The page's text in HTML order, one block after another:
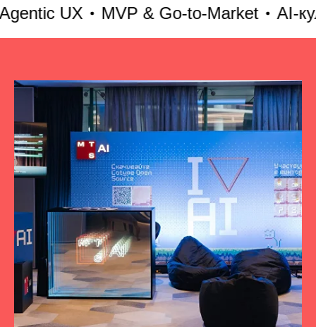
UX MVP & Go-to-Market AI-